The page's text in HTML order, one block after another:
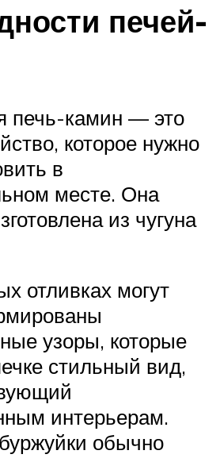
печей-
печь-камин — это
которое нужно
в
месте. Она
из чугуна
отливках могут
узоры, которые
стильный вид,
интерьерам.
обычно